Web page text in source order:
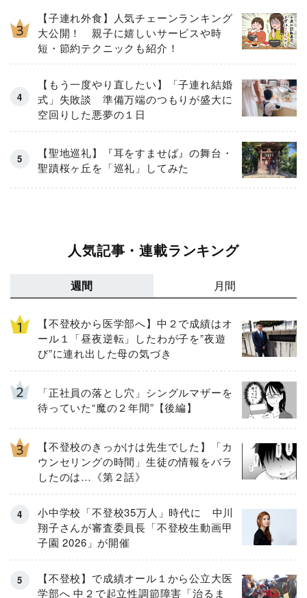
【子連れ外食】人気チェーンランキング
大公開！ 親子に嬉しいサービスや時
短・節約テクニックも紹介！
【もう一度やり直したい】「子連れ結婚
式」失敗談 準備万端のつもりが盛大に
空回りした悪夢の１日
【聖地巡礼】『耳をすませば』の舞台・
聖蹟桜ヶ丘を「巡礼」してみた
人気記事・連載ランキング
週間 月間
【不登校から医学部へ】中２で成績はオ
ール１「昼夜逆転」したわが子を”夜遊
び”に連れ出した母の気づき
「正社員の落とし穴」シングルマザーを
待っていた“魔の２年間”【後編】
【不登校のきっかけは先生でした】「カ
ウンセリングの時間」生徒の情報をバラ
したのは…《第２話》
小中学校「不登校35万人」時代に 中川
翔子さんが審査委員長「不登校生動画甲
子園 2026」が開催
【不登校】で成績オール１から公立大医
学部へ 中２で起立性調節障害「治るま